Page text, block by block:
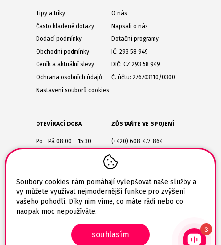
Soubory cookies nám pomáhají vylepšovat naše služby a
vy můžete využívat nejmodernější funkce pro zvýšení
vašeho pohodlí. Díky nim víme, co máte rádi nebo co
naopak moc nepoužíváte.
souhlasím
Tipy a triky
Často kladené dotazy
Dodací podmínky
Obchodní podmínky
Ceník a aktuální slevy
Ochrana osobních údajů
Nastavení souborů cookies
O nás
Napsali o nás
Dotační programy
IČ: 293 58 949
DIČ: CZ 293 58 949
Č. účtu: 276703110/0300
OTEVÍRACÍ DOBA
Po - Pá 08:00 – 15:30
Jaroměřice nad Rokytnou
675 51
ZŮSTAŇTE VE SPOJENÍ
(+420) 608-477-864
© 2026 Tiskarik.cz
3